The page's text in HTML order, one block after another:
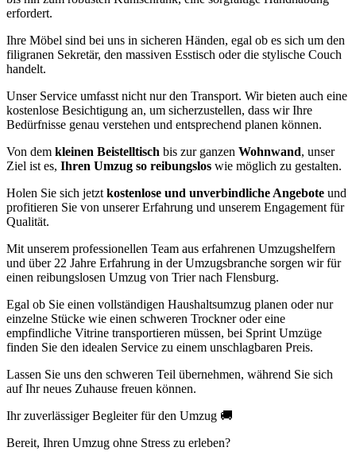
erfordert.
Ihre Möbel sind bei uns in sicheren Händen, egal ob es sich um den
filigranen Sekretär, den massiven Esstisch oder die stylische Couch
handelt.
Unser Service umfasst nicht nur den Transport. Wir bieten auch eine
kostenlose Besichtigung an, um sicherzustellen, dass wir Ihre
Bedürfnisse genau verstehen und entsprechend planen können.
Von dem kleinen Beistelltisch bis zur ganzen Wohnwand, unser
Ziel ist es, Ihren Umzug so reibungslos wie möglich zu gestalten.
Holen Sie sich jetzt kostenlose und unverbindliche Angebote und
profitieren Sie von unserer Erfahrung und unserem Engagement für
Qualität.
Mit unserem professionellen Team aus erfahrenen Umzugshelfern
und über 22 Jahre Erfahrung in der Umzugsbranche sorgen wir für
einen reibungslosen Umzug von Trier nach Flensburg.
Egal ob Sie einen vollständigen Haushaltsumzug planen oder nur
einzelne Stücke wie einen schweren Trockner oder eine
empfindliche Vitrine transportieren müssen, bei Sprint Umzüge
finden Sie den idealen Service zu einem unschlagbaren Preis.
Lassen Sie uns den schweren Teil übernehmen, während Sie sich
auf Ihr neues Zuhause freuen können.
Ihr zuverlässiger Begleiter für den Umzug 🚚
Bereit, Ihren Umzug ohne Stress zu erleben?